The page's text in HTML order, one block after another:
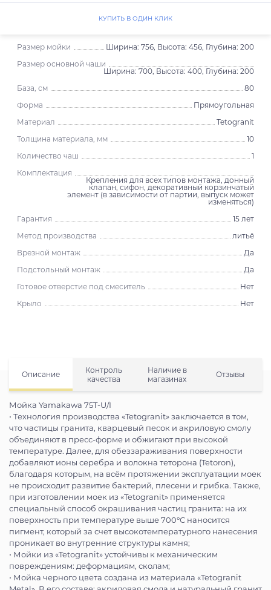
Размер мойки
Ширина: 756, Высота: 456, Глубина: 200
Размер основной чаши
Ширина: 700, Высота: 400, Глубина: 200
База, см
80
Форма
Прямоугольная
Материал
Tetogranit
Толщина материала, мм
10
Количество чаш
1
Комплектация
Крепления для всех типов монтажа, донный
клапан, сифон, декоративный корзинчатый
элемент (в зависимости от партии, выпуск может
изменяться)
Гарантия
15 лет
Метод производства
литьё
Врезной монтаж
Да
Подстольный монтаж
Да
Готовое отверстие под смеситель
Нет
Крыло
Нет
Описание
Контроль
качества
Наличие в
магазинах
Отзывы
Мойка Yamakawa 75T-U/I
• Технология производства «Tetogranit» заключается в том,
что частицы гранита, кварцевый песок и акриловую смолу
объединяют в пресс-форме и обжигают при высокой
температуре. Далее, для обеззараживания поверхности
добавляют ионы серебра и волокна теторона (Tetoron),
благодаря которым, на всём протяжении эксплуатации моек
не происходит развитие бактерий, плесени и грибка. Также,
при изготовлении моек из «Tetogranit» применяется
специальный способ окрашивания частиц гранита: на их
поверхность при температуре выше 700°С наносится
пигмент, который за счет высокотемпературного нанесения
проникает во внутренние структуры камня;
• Мойки из «Tetogranit» устойчивы к механическим
повреждениям: деформациям, сколам;
• Мойка черного цвета создана из материала «Tetogranit
КУПИТЬ В ОДИН КЛИК